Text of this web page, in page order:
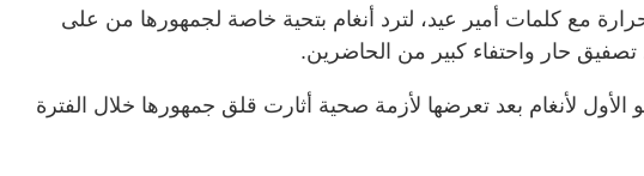
مع كلمات أمير عيد، لترد أنغام بتحية خاصة لجمهورها من على
حار واحتفاء كبير من الحاضرين.
الأول لأنغام بعد تعرضها لأزمة صحية أثارت قلق جمهورها خلال الفترة